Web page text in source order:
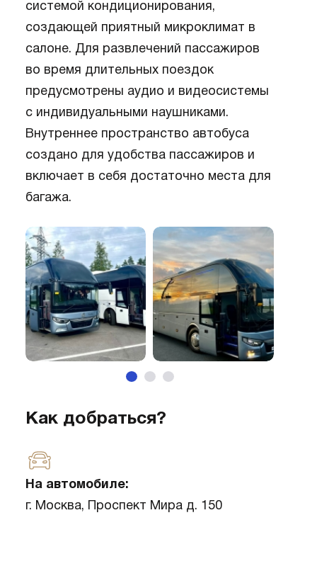
системой кондиционирования,
создающей приятный микроклимат в
салоне. Для развлечений пассажиров
во время длительных поездок
предусмотрены аудио и видеосистемы
с индивидуальными наушниками.
Внутреннее пространство автобуса
создано для удобства пассажиров и
включает в себя достаточно места для
багажа.
Как добраться?
На автомобиле:
г. Москва, Проспект Мира д. 150